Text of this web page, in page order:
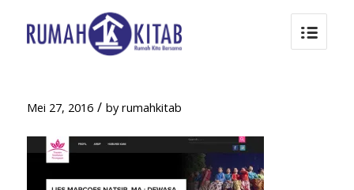
Mei 27, 2016 / byrumahkitab